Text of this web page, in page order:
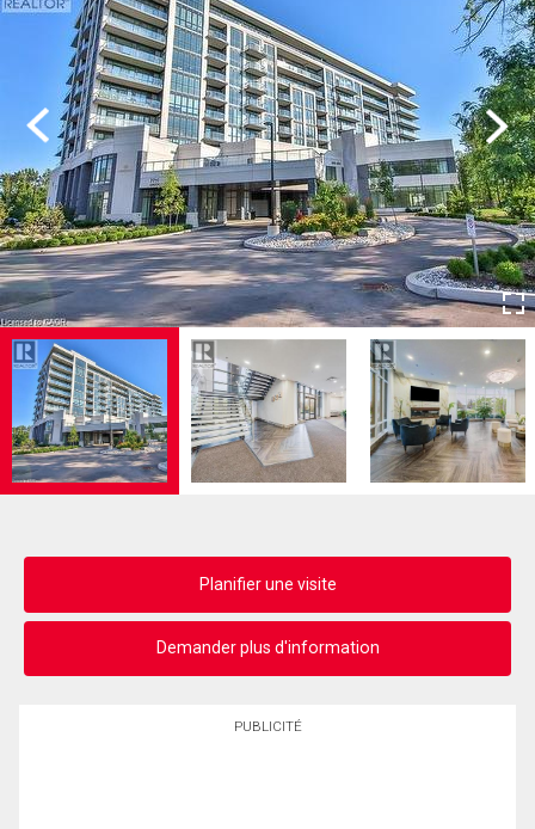
Previous Next
Planifier une visite
Demander plus d'information
PUBLICITÉ